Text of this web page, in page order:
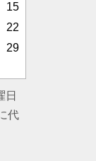
15
22
29
日
代